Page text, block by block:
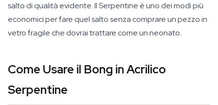
salto di qualità evidente. Il Serpentine è uno dei modi più
economici per fare quel salto senza comprare un pezzo in
vetro fragile che dovrai trattare come un neonato.
Come Usare il Bong in Acrilico
Serpentine